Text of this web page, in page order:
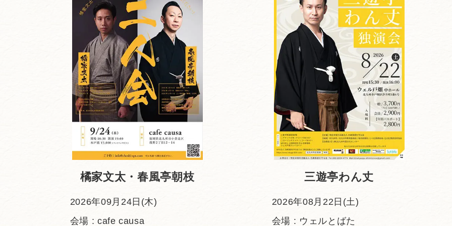
橘家文太・春風亭朝枝
2026年09月24日(木)
会場 : cafe causa
三遊亭わん丈
2026年08月22日(土)
会場 : ウェルとばた